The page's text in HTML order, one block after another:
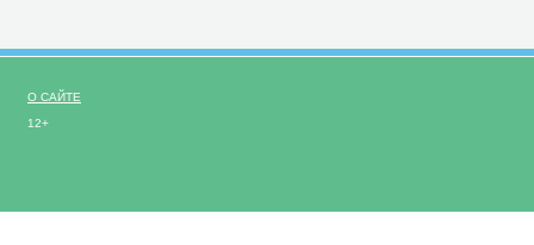
О САЙТЕ
12+